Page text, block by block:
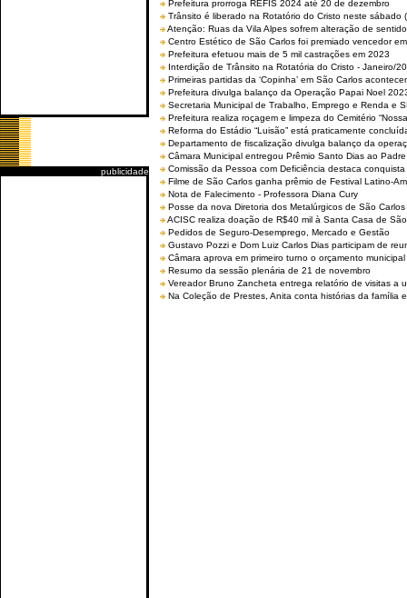
publicidade
Prefeitura prorroga REFIS 2024 até 20 de dezembro
Trânsito é liberado na Rotatório do Cristo neste sábado
Atenção: Ruas da Vila Alpes sofrem alteração de
Centro Estético de São Carlos foi premiado vencedor
Prefeitura efetuou mais de 5 mil castrações em 2023
Interdição de Trânsito na Rotatória do Cristo - Janeiro/
Primeiras partidas da ‘Copinha’ em São Carlos
Prefeitura divulga balanço da Operação Papai Noel
Secretaria Municipal de Trabalho, Emprego e Renda e
Prefeitura realiza roçagem e limpeza do Cemitério
Reforma do Estádio “Luisão” está praticamente
Departamento de fiscalização divulga balanço da
Câmara Municipal entregou Prêmio Santo Dias ao
Comissão da Pessoa com Deficiência destaca
Filme de São Carlos ganha prêmio de Festival Latino-
Nota de Falecimento - Professora Diana Cury
Posse da nova Diretoria dos Metalúrgicos de São
ACISC realiza doação de R$40 mil à Santa Casa de
Pedidos de Seguro-Desemprego, Mercado e Gestão
Gustavo Pozzi e Dom Luiz Carlos Dias participam de
Câmara aprova em primeiro turno o orçamento
Resumo da sessão plenária de 21 de novembro
Vereador Bruno Zancheta entrega relatório de visitas a
Na Coleção de Prestes, Anita conta histórias da família